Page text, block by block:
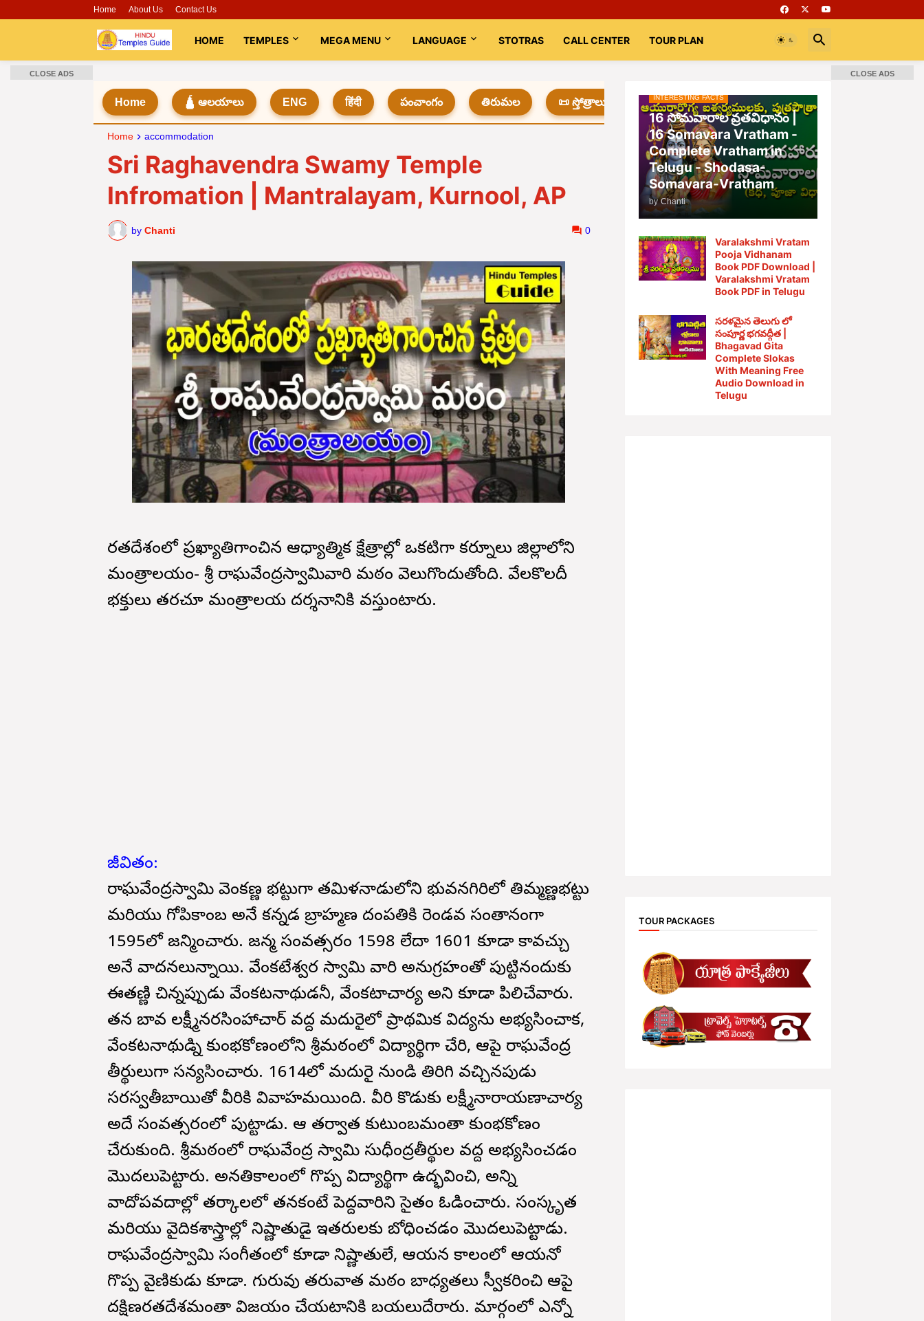
Home About Us Contact Us
HOME TEMPLES MEGA MENU LANGUAGE STOTRAS CALL CENTER TOUR PLAN
Home 🛕 ఆలయాలు ENG हिंदी పంచాంగం తిరుమల 📜 స్తోత్రాలు 📚 Books Rooms భగవద్గీత
Home accommodation
Sri Raghavendra Swamy Temple
Infromation | Mantralayam, Kurnool, AP
by Chanti 0
భారతదేశంలో ప్రఖ్యాతిగాంచిన ఆధ్యాత్మిక క్షేత్రాల్లో ఒకటిగా కర్నూలు జిల్లాలోని
మంత్రాలయం- శ్రీ రాఘవేంద్రస్వామివారి మఠం వెలుగొందుతోంది. వేలకొలదీ
భక్తులు తరచూ మంత్రాలయ దర్శనానికి వస్తుంటారు.
జీవితం:
రాఘవేంద్రస్వామి వెంకణ్ణ భట్టుగా తమిళనాడులోని భువనగిరిలో తిమ్మణ్ణభట్టు
మరియు గోపికాంబ అనే కన్నడ బ్రాహ్మణ దంపతికి రెండవ సంతానంగా
1595లో జన్మించారు. జన్మ సంవత్సరం 1598 లేదా 1601 కూడా కావచ్చు
అనే వాదనలున్నాయి. వేంకటేశ్వర స్వామి వారి అనుగ్రహంతో పుట్టినందుకు
ఈతణ్ణి చిన్నప్పుడు వేంకటనాథుడనీ, వేంకటాచార్య అని కూడా పిలిచేవారు.
తన బావ లక్ష్మీనరసింహాచార్ వద్ద మదురైలో ప్రాథమిక విద్యను అభ్యసించాక,
వేంకటనాథుడ్ని కుంభకోణంలోని శ్రీమఠంలో విద్యార్థిగా చేరి, ఆపై రాఘవేంద్ర
తీర్థులుగా సన్యసించారు. 1614లో మదురై నుండి తిరిగి వచ్చినపుడు
సరస్వతీబాయితో వీరికి వివాహమయింది. వీరి కొడుకు లక్ష్మీనారాయణాచార్య
అదే సంవత్సరంలో పుట్టాడు. ఆ తర్వాత కుటుంబమంతా కుంభకోణం
చేరుకుంది. శ్రీమఠంలో రాఘవేంద్ర స్వామి సుధీంద్రతీర్థుల వద్ద అభ్యసించడం
మొదలుపెట్టారు. అనతికాలంలో గొప్ప విద్యార్థిగా ఉద్భవించి, అన్ని
వాదోపవదాల్లో తర్కాలలో తనకంటే పెద్దవారిని సైతం ఓడించారు. సంస్కృత
మరియు వైదికశాస్త్రాల్లో నిష్ణాతుడై ఇతరులకు బోధించడం మొదలుపెట్టాడు.
రాఘవేంద్రస్వామి సంగీతంలో కూడా నిష్ణాతులే, ఆయన కాలంలో ఆయనో
గొప్ప వైణికుడు కూడా. గురువు తరువాత మఠం బాధ్యతలు స్వీకరించి ఆపై
దక్షిణభారతదేశమంతా విజయం చేయటానికి బయలుదేరారు. మార్గంలో ఎన్నో
INTERESTING FACTS
16 సోమవారాల వ్రతవిధానం |
16 Somavara Vratham -
Complete Vratham in
Telugu - Shodasa-
Somavara-Vratham
by Chanti
Varalakshmi Vratam
Pooja Vidhanam
Book PDF Download |
Varalakshmi Vratam
Book PDF in Telugu
సరళమైన తెలుగు లో
సంపూర్ణ భగవద్గీత |
Bhagavad Gita
Complete Slokas
With Meaning Free
Audio Download in
Telugu
TOUR PACKAGES
CLOSE ADS CLOSE ADS